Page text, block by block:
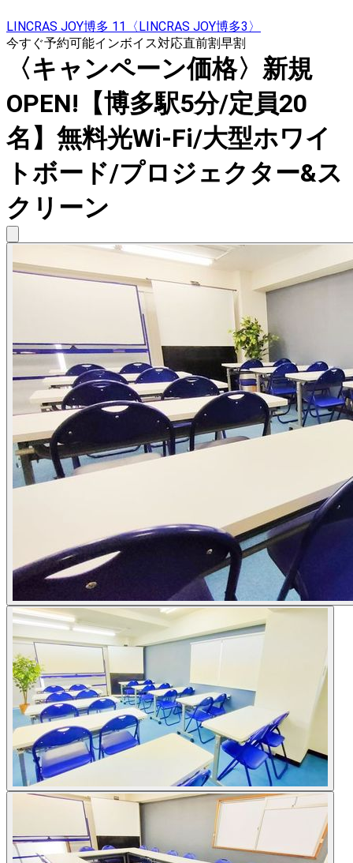
LINCRAS JOY博多 11〈LINCRAS JOY博多3〉
今すぐ予約可能インボイス対応直前割早割
〈キャンペーン価格〉新規
OPEN!【博多駅5分/定員20
名】無料光Wi-Fi/大型ホワイ
トボード/プロジェクター&ス
クリーン